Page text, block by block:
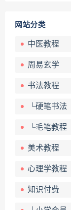
网站分类
中医教程
周易玄学
书法教程
└硬笔书法
└毛笔教程
美术教程
心理学教程
知识付费